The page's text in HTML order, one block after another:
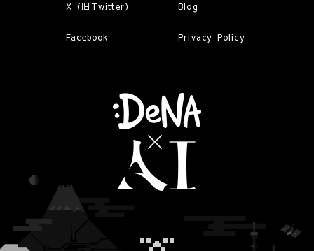
X（旧Twitter）
Facebook
Blog
Privacy Policy